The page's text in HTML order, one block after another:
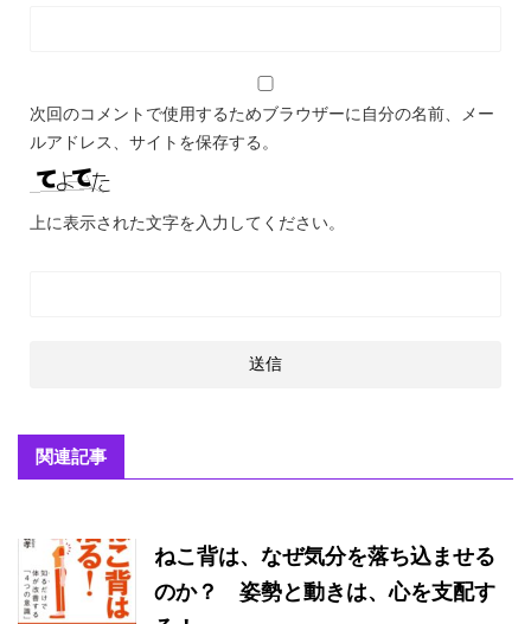
次回のコメントで使用するためブラウザーに自分の名前、メー
ルアドレス、サイトを保存する。
上に表示された文字を入力してください。
関連記事
ねこ背は、なぜ気分を落ち込ませる
のか？ 姿勢と動きは、心を支配す